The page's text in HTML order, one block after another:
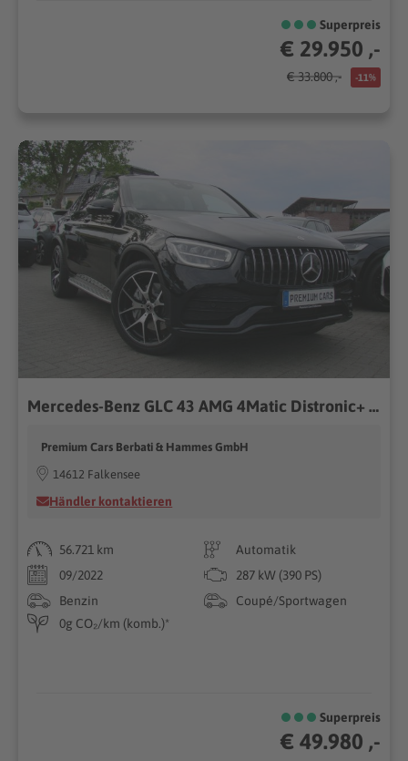
Superpreis
€ 29.950 ,-
€ 33.800 ,- -11%
Mercedes-Benz GLC 43 AMG 4Matic Distronic+ AHK HUD 360º LED Sport-Auspuffanlage...
Premium Cars Berbati & Hammes GmbH
14612 Falkensee
Händler kontaktieren
56.721 km
Automatik
09/2022
287 kW (390 PS)
Benzin
Coupé/Sportwagen
0g CO₂/km (komb.)*
Superpreis
€ 49.980 ,-